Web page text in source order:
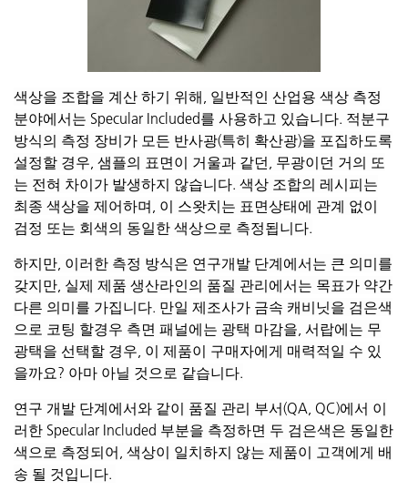
색상을 조합을 계산 하기 위해, 일반적인 산업용 색상 측정
분야에서는 Specular Included를 사용하고 있습니다. 적분구
방식의 측정 장비가 모든 반사광(특히 확산광)을 포집하도록
설정할 경우, 샘플의 표면이 거울과 같던, 무광이던 거의 또
는 전혀 차이가 발생하지 않습니다. 색상 조합의 레시피는
최종 색상을 제어하며, 이 스왓치는 표면상태에 관계 없이
검정 또는 회색의 동일한 색상으로 측정됩니다.
하지만, 이러한 측정 방식은 연구개발 단계에서는 큰 의미를
갖지만, 실제 제품 생산라인의 품질 관리에서는 목표가 약간
다른 의미를 가집니다. 만일 제조사가 금속 캐비닛을 검은색
으로 코팅 할경우 측면 패널에는 광택 마감을, 서랍에는 무
광택을 선택할 경우, 이 제품이 구매자에게 매력적일 수 있
을까요? 아마 아닐 것으로 같습니다.
연구 개발 단계에서와 같이 품질 관리 부서(QA, QC)에서 이
러한 Specular Included 부분을 측정하면 두 검은색은 동일한
색으로 측정되어, 색상이 일치하지 않는 제품이 고객에게 배
송 될 것입니다.